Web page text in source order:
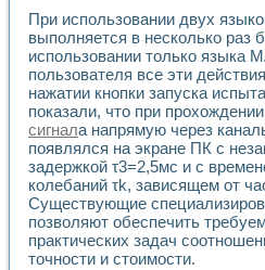
Лабораторный
Стенд для
Система
Автоматизация
Модельно-
Использование
Учебный практикум
Учебный стенд для
Оборудование и
Виртуальный
Управление роботом
Аппаратно-
При использовании двух
выполняется в несколько раз
использовании только языка
пользователя все эти
нажатии кнопки запуска
показали, что при
сигнала напрямую через
появлялся на экране ПК с
задержкой τ3=2,5мс и с
колебаний τk, зависящем от
Существующие
позволяют обеспечить
практических задач
точности и стоимости.